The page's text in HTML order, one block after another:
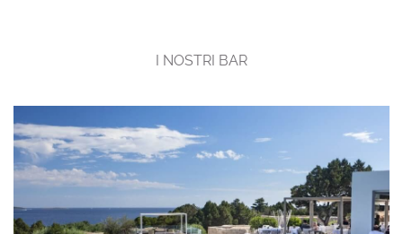
I NOSTRI BAR